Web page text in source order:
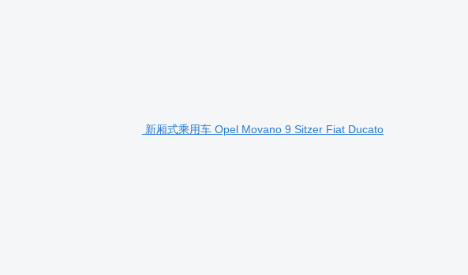
新厢式乘用车 Opel Movano 9 Sitzer Fiat Ducato